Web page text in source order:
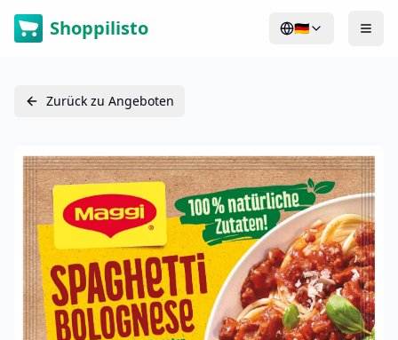
Shoppilisto 🇩🇪
Zurück zu Angeboten